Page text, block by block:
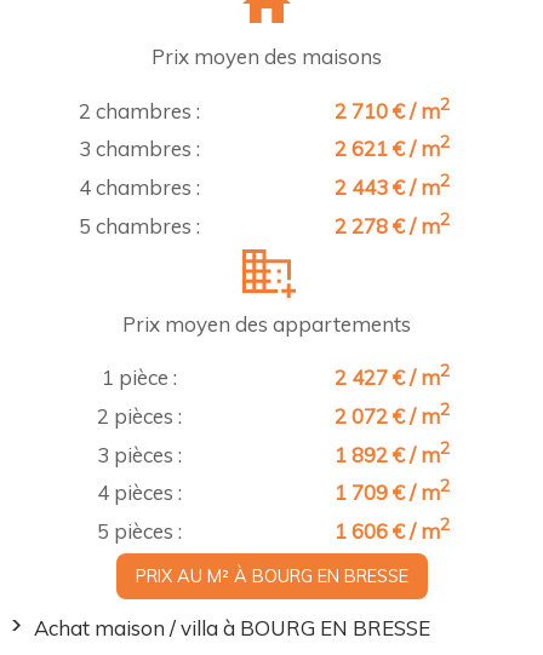
Prix moyen des maisons
2 chambres : 2 710 € / m2
3 chambres : 2 621 € / m2
4 chambres : 2 443 € / m2
5 chambres : 2 278 € / m2
Prix moyen des appartements
1 pièce : 2 427 € / m2
2 pièces : 2 072 € / m2
3 pièces : 1 892 € / m2
4 pièces : 1 709 € / m2
5 pièces : 1 606 € / m2
PRIX AU M² À BOURG EN BRESSE
Achat maison / villa à BOURG EN BRESSE